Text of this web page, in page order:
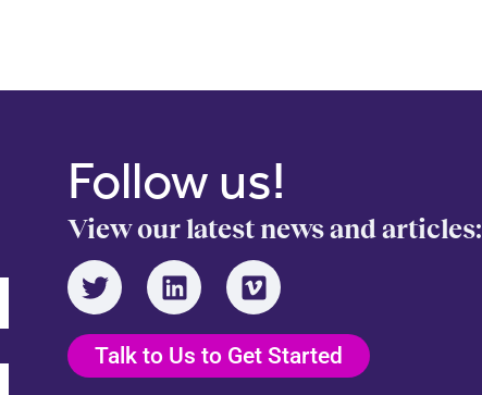
Follow us!
View our latest news and articles:
Talk to Us to Get Started